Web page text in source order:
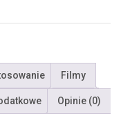
Filmy
Opinie (0)